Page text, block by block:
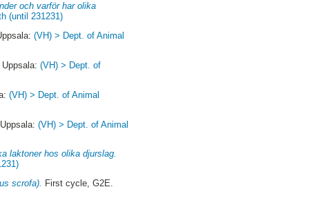
och varför har olika
(until 231231)
(VH) > Dept. of Animal
Uppsala:(VH) > Dept. of
(VH) > Dept. of Animal
(VH) > Dept. of Animal
laktoner hos olika djurslag.
scrofa). First cycle, G2E.